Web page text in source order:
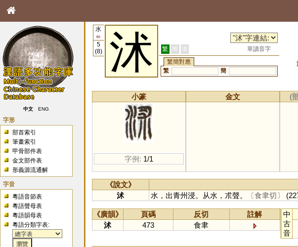
中文 ENG
字形
部首索引
筆畫索引
甲骨部件表
金文部件表
形義源流通解
字音
粵語音節表
粵語聲母表
粵語韻母表
粵語分類字表:
水
85
5
(8)
沭 繁 簡 港
單讀音字
繁簡對應
繁
簡
小篆
字例: 1/1
金文 (
《說文》
沭
水，出青州浸。从水，朮聲。 〔食聿切〕
《廣韻》 頁碼 反切
註解
沭
473 食聿
中
古
音